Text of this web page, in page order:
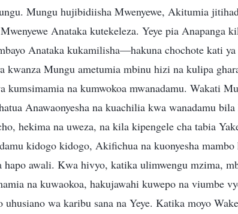
Mungu hujibidiisha Mwenyewe, Akitumia
Anataka kutekeleza. Yeye pia Anapanga
Anataka kukamilisha—hakuna chochote kati ya
kwanza Mungu ametumia mbinu hizi na kulipa
na kumwokoa mwanadamu. Wakati
Anawaonyesha na kuachilia kwa wanadamu
hekima na uweza, na kila kipengele cha tabia
kidogo kidogo, Akifichua na kuonyesha mambo
hapo awali. Kwa hivyo, katika ulimwengu mzima,
na kuwaokoa, hakujawahi kuwepo na viumbe
wa karibu sana na Yeye. Katika moyo